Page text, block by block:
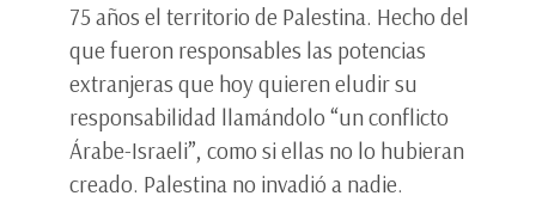
75 años el territorio de Palestina. Hecho del
que fueron responsables las potencias
extranjeras que hoy quieren eludir su
responsabilidad llamándolo “un conflicto
Árabe-Israeli”, como si ellas no lo hubieran
creado. Palestina no invadió a nadie.